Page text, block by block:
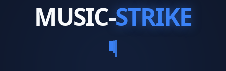
MUSIC-STRIKE